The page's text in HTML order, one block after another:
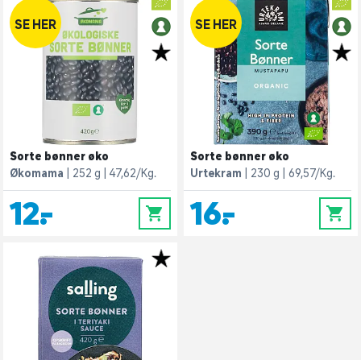
SE HER
Sorte bønner øko
Økomama
252 g 47,62/Kg.
12,- 0
SE HER
Sorte bønner øko
Urtekram
230 g 69,57/Kg.
16,- 0